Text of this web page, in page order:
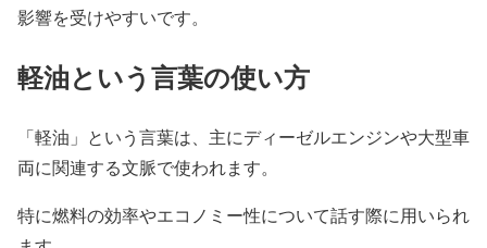
影響を受けやすいです。
軽油という言葉の使い方
「軽油」という言葉は、主にディーゼルエンジンや大型車
両に関連する文脈で使われます。
特に燃料の効率やエコノミー性について話す際に用いられ